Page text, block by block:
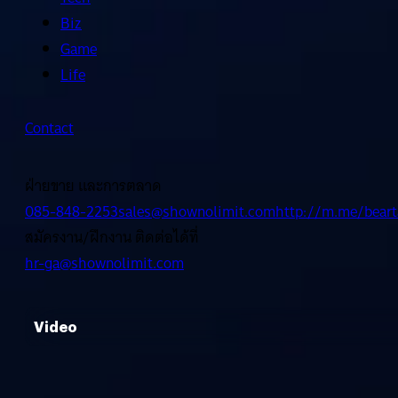
Biz
Game
Life
Contact
ฝ่ายขาย และการตลาด
085-848-2253sales@shownolimit.comhttp://m.me/
สมัครงาน/ฝึกงาน ติดต่อได้ที่
hr-ga@shownolimit.com
Video